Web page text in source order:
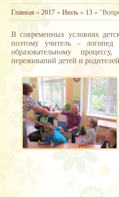
Главная» 2017 » Июль » 13»
В современных условиях
поэтому учитель – логопед
образовательному
переживаний детей и